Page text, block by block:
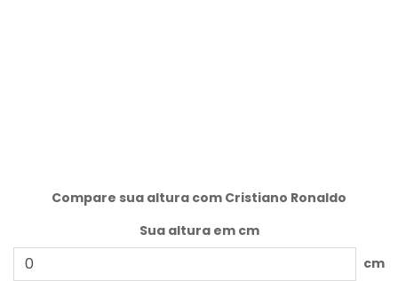
Compare sua altura com Cristiano Ronaldo
Sua altura em cm
cm